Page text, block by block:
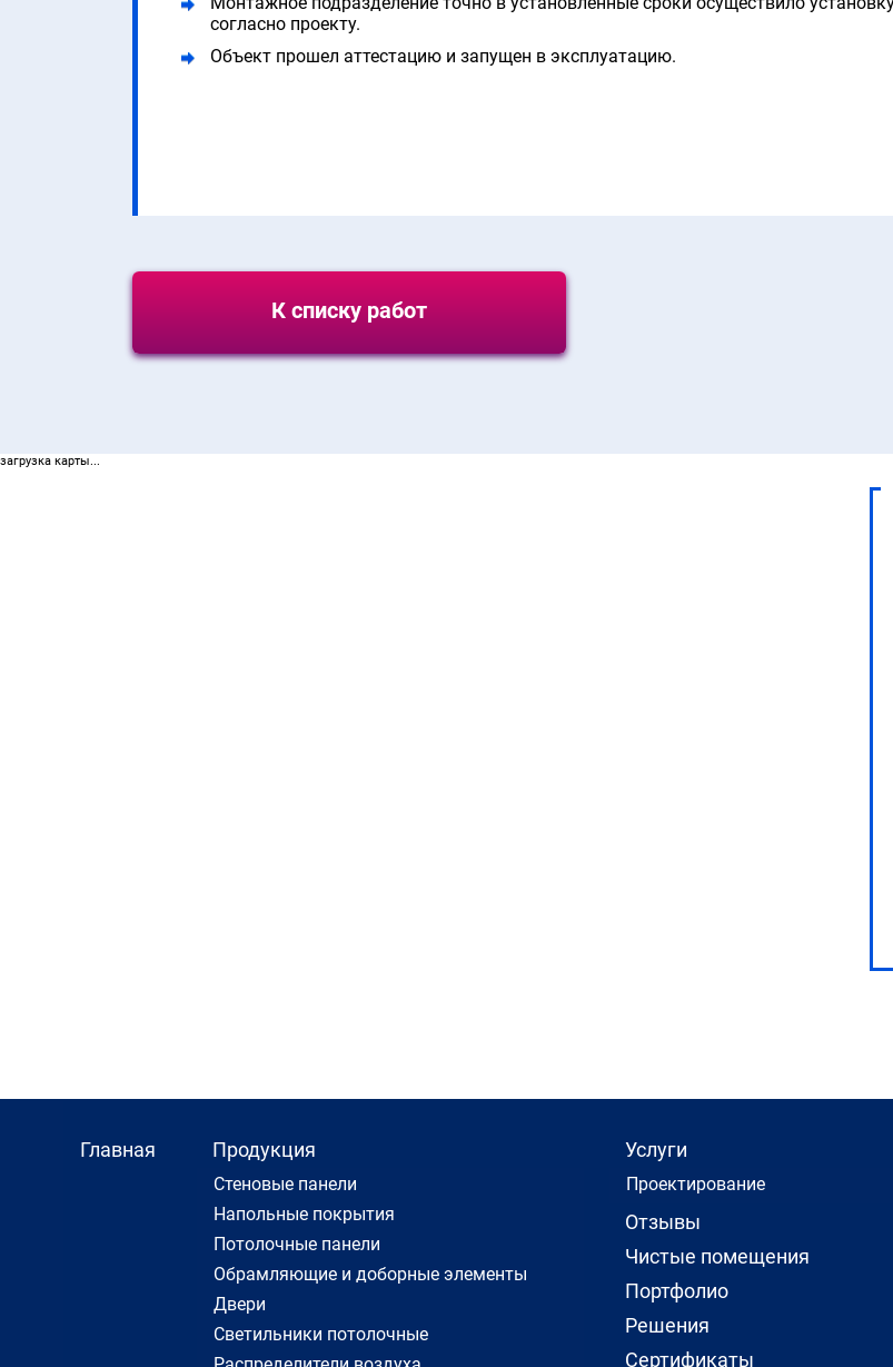
согласно проекту.
Объект прошел аттестацию и запущен в эксплуатацию.
К списку работ
загрузка карты...
Главная Продукция
Cтеновые панели
Напольные покрытия
Потолочные панели
Обрамляющие и доборные элементы
Двери
Светильники потолочные
Услуги
Проектирование
Отзывы
Чистые помещения
Портфолио
Решения
Сертификаты